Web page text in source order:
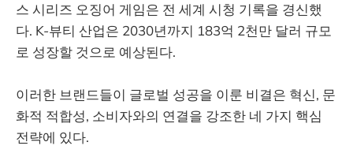
스 시리즈 오징어 게임은 전 세계 시청 기록을 경신했
다. K-뷰티 산업은 2030년까지 183억 2천만 달러 규모
로 성장할 것으로 예상된다.
이러한 브랜드들이 글로벌 성공을 이룬 비결은 혁신, 문
화적 적합성, 소비자와의 연결을 강조한 네 가지 핵심
전략에 있다.